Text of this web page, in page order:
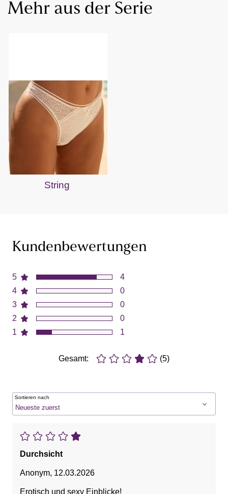
Mehr aus der Serie
String
Kundenbewertungen
5
4
3
2
1
4
0
0
0
1
Gesamt: (5)
Sortieren nach
Durchsicht
Anonym, 12.03.2026
Erotisch und sexy Einblicke!